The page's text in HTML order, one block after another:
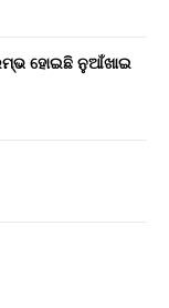
ହୋଇଛି ନୁଆଁଖାଇ